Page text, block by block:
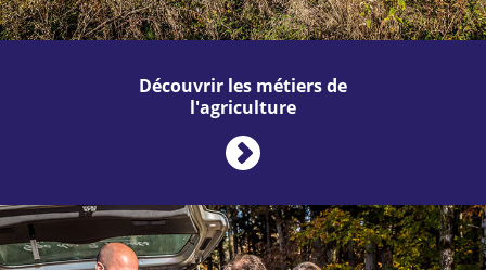
Découvrir les métiers de
l'agriculture